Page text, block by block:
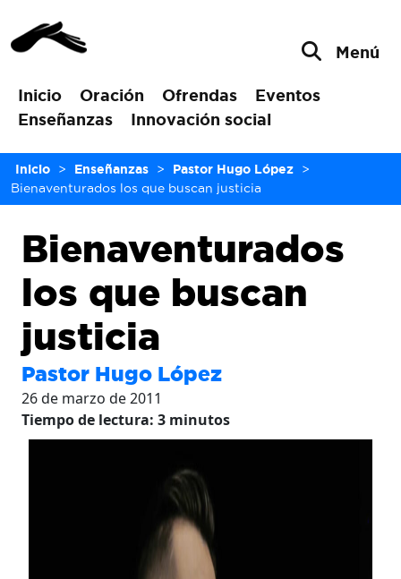
Inicio Oración Ofrendas
Eventos
Enseñanzas
Innovación social
Menú
Inicio > Enseñanzas > Pastor Hugo López
>
Bienaventurados los que buscan justicia
Bienaventurados
los que buscan
justicia
Pastor Hugo López
26 de marzo de 2011
Tiempo de lectura: 3 minutos